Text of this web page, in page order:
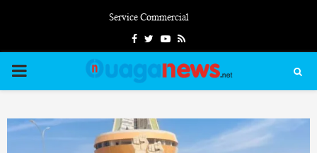
Service Commercial
FacebookTwitterYoutube
Rss
PRIMARY